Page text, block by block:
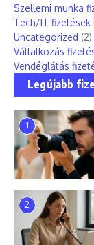
Szellemi munka
Tech/IT fizetések
Uncategorized (2)
Vállalkozás
Vendéglátás
Legújabb
1
2